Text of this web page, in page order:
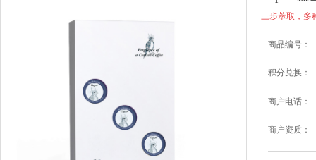
三步萃取，多
商品编号：
积分兑换：
商户电话：
商户资质：